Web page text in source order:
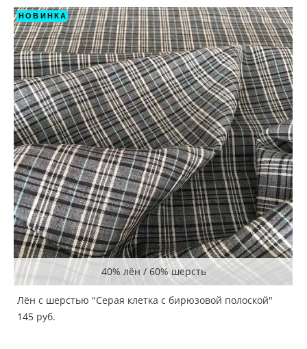
НОВИНКА
40% лён / 60% шерсть
Лён с шерстью "Серая клетка с бирюзовой полоской"
145 pуб.